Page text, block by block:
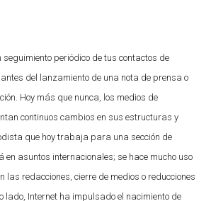
seguimiento periódico de tus contactos de
del lanzamiento de una nota de prensa o
Hoy más que nunca, los medios de
continuos cambios en sus estructuras y
que hoy trabaja para una sección de
en asuntos internacionales; se hace mucho uso
las redacciones, cierre de medios o reducciones
lado, Internet ha impulsado el nacimiento de